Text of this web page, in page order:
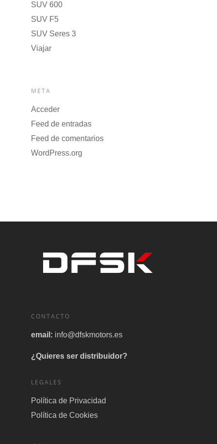
SUV 600
SUV F5
SUV Seres 3
Viajar
META
Acceder
Feed de entradas
Feed de comentarios
WordPress.org
CONTACTO
email: info@dfskmotors.es
¿Quieres ser distribuidor?
LEGALES
Política de Privacidad
Política de Cookies